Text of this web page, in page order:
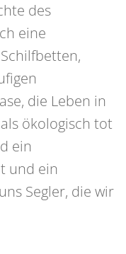
des
eine
die Leben in
ökologisch tot
ein
und ein
Segler, die wir